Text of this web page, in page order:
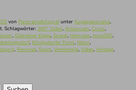
von Panoramafotografunter Kugelpanorama,
Schlagwörter: 360° Video, Actioncam, Cross,
, Glessener Kippe, Gravel, Hercules, insta360,
, Königsdorfer Forst, Natur,
, Rennrad, Sport, Ventimiglia, Video, Vintage,